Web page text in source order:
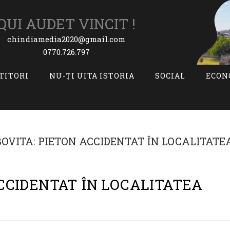
AUDET VINCIT !
chindiamedia2020@gmail.com
0770.726.797
NU-ȚI UITA ISTORIA SOCIAL
ÎN LOCALITATEA